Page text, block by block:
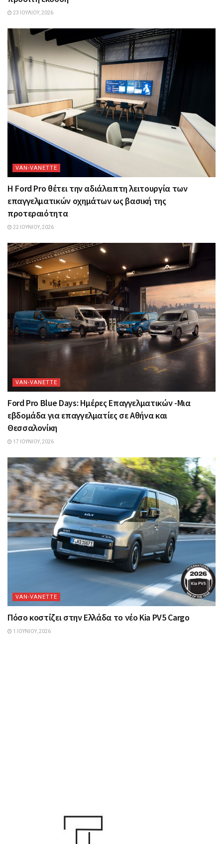
23 ΙΟΥΛΊΟΥ, 2026
VAN-VANETTΕ
Η Ford Pro θέτει την αδιάλειπτη λειτουργία των
επαγγελματικών οχημάτων ως βασική της
προτεραιότητα
22 ΙΟΥΝΊΟΥ, 2026
VAN-VANETTΕ
Ford Pro Blue Days: Ημέρες Επαγγελματικών -Μια
εβδομάδα για επαγγελματίες σε Αθήνα και
Θεσσαλονίκη
17 ΙΟΥΝΊΟΥ, 2026
VAN-VANETTΕ
Πόσο κοστίζει στην Ελλάδα το νέο Kia PV5 Cargo
1 ΙΟΥΝΊΟΥ, 2026